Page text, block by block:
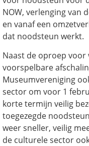
NOW, verlenging van
en vanaf een
dat noodsteun werkt.
Naast de oproep
voorspelbare
Museumvereniging
sector om voor 1
korte termijn veilig
toegezegde
weer sneller, veilig
de culturele sector